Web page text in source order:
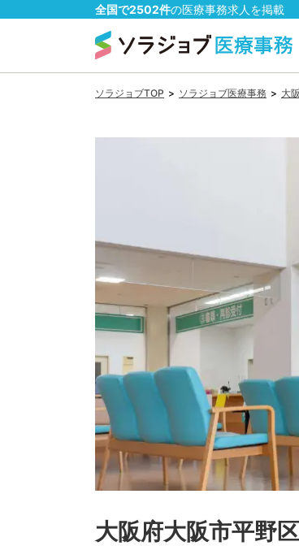
全国で2502件の医療事務求人を掲載
ソラジョブTOP > ソラジョブ医療事務 > 大
大阪府大阪市平野